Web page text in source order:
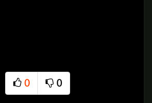
0
추천
0
비추천